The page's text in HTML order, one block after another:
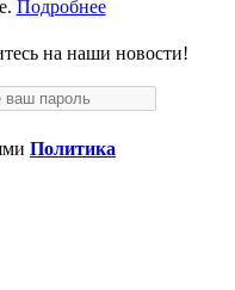
Подробнее
на наши новости!
Политика